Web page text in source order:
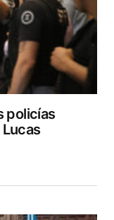
policías